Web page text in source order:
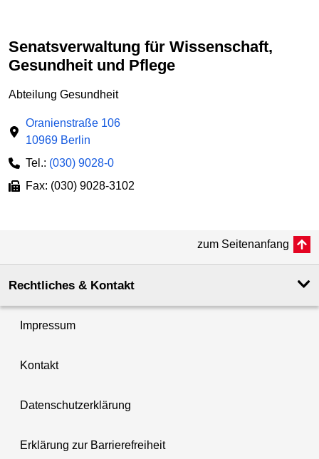
Senatsverwaltung für Wissenschaft,
Gesundheit und Pflege
Abteilung Gesundheit
Oranienstraße 106
10969 Berlin
Tel.: (030) 9028-0
Fax: (030) 9028-3102
zum Seitenanfang
Rechtliches & Kontakt
Impressum
Kontakt
Datenschutzerklärung
Erklärung zur Barrierefreiheit